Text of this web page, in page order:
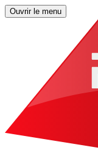
Ouvrir le menu